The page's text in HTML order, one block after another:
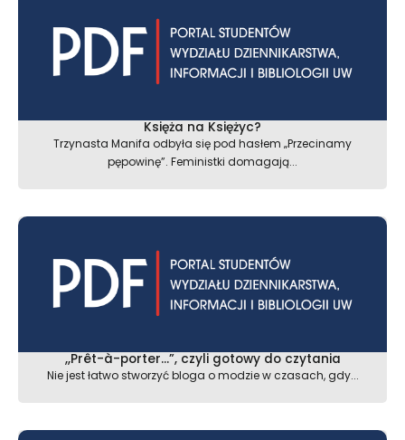
Księża na Księżyc?
Trzynasta Manifa odbyła się pod hasłem „Przecinamy
pępowinę”. Feministki domagają...
,,Prêt-à-porter…”, czyli gotowy do czytania
Nie jest łatwo stworzyć bloga o modzie w czasach, gdy...